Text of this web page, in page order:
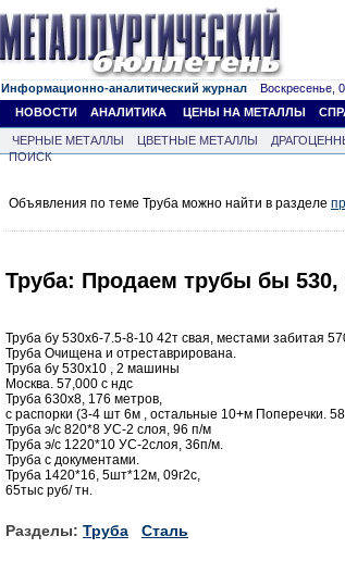
Информационно-аналитический журнал Воскресенье,
НОВОСТИ
АНАЛИТИКА ЦЕНЫ НА МЕТАЛЛЫ
ЧЕРНЫЕ МЕТАЛЛЫ ЦВЕТНЫЕ МЕТАЛЛЫ
ПОИСК
Объявления по теме Труба можно найти в разделе
Труба: Продаем трубы бы 530,
Труба бу 530х6-7.5-8-10 42т свая, местами забитая
Труба Очищена и отреставрирована.
Труба бу 530х10 , 2 машины
Москва. 57,000 с ндс
Труба 630х8, 176 метров,
с распорки (3-4 шт 6м , остальные 10+м Поперечки.
Труба э/с 820*8 УС-2 слоя, 96 п/м
Труба э/с 1220*10 УС-2слоя, 36п/м.
Труба с документами.
Труба 1420*16, 5шт*12м, 09г2c,
65тыс руб/ тн.
Разделы: Труба Сталь